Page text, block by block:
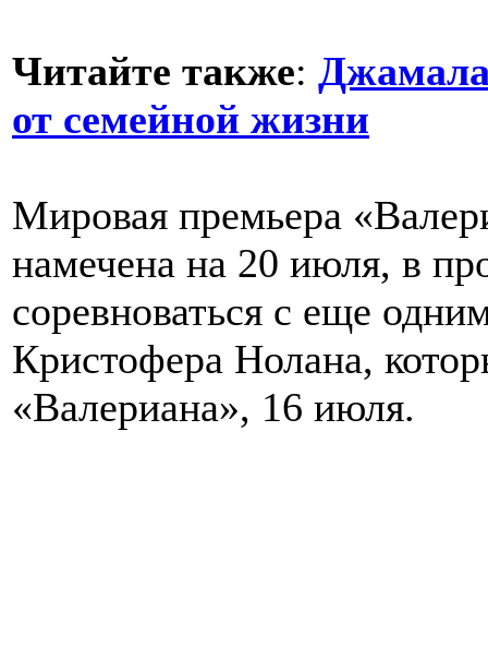
Читайте также: Джамала
от семейной жизни
Мировая премьера
намечена на 20 июля, в
соревноваться с еще
Кристофера Нолана,
«Валериана», 16 июля.